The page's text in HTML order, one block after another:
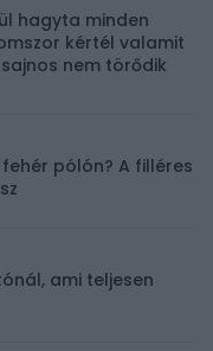
hagyta minden
kértél valamit
nem törődik
pólón? A filléres
ami teljesen